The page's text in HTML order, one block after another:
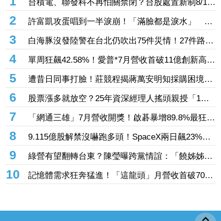
台積電、聯發科不再怕關禁閉？台股處置新制8/10
上路！處置縮至5天、2分鐘撮合
2
許富凱攻蛋唱到一半淚崩！「滿臉都是淚水」 父
親節開唱思念亡父
3
白海豚沒發陸警在台北仍吹出75件災情！27件路樹
倒塌、21件災情處理中
4
單周狂飆42.58%！愛普*7月營收首破11億創新高
「年增144.57%」 重返準千金股
5
遭昔日同事打臉！莊競程揭蔣萬安明知採購困境
卻仍散播「擋疫苗」說
6
股票漲多就放空？25年資深經理人搖頭親授「1絕
招」抓買賣時機：看誰占上風
7
「網通三雄」7月營收開獎！啟碁暴增89.8%最狂
這2檔也創同期新高
8
9.115億股解禁沒嚇跑多頭！SpaceX兩日飆23%
離IPO價只差一步
9
綠營有望翻轉台東？陳瑩曝跨黨情誼：「饒姊姊」
曾親授「這職位」
10
記憶體需求狂奔猛進！「這龍頭」月營收首破70億
創新高 前七月年增飆破137%